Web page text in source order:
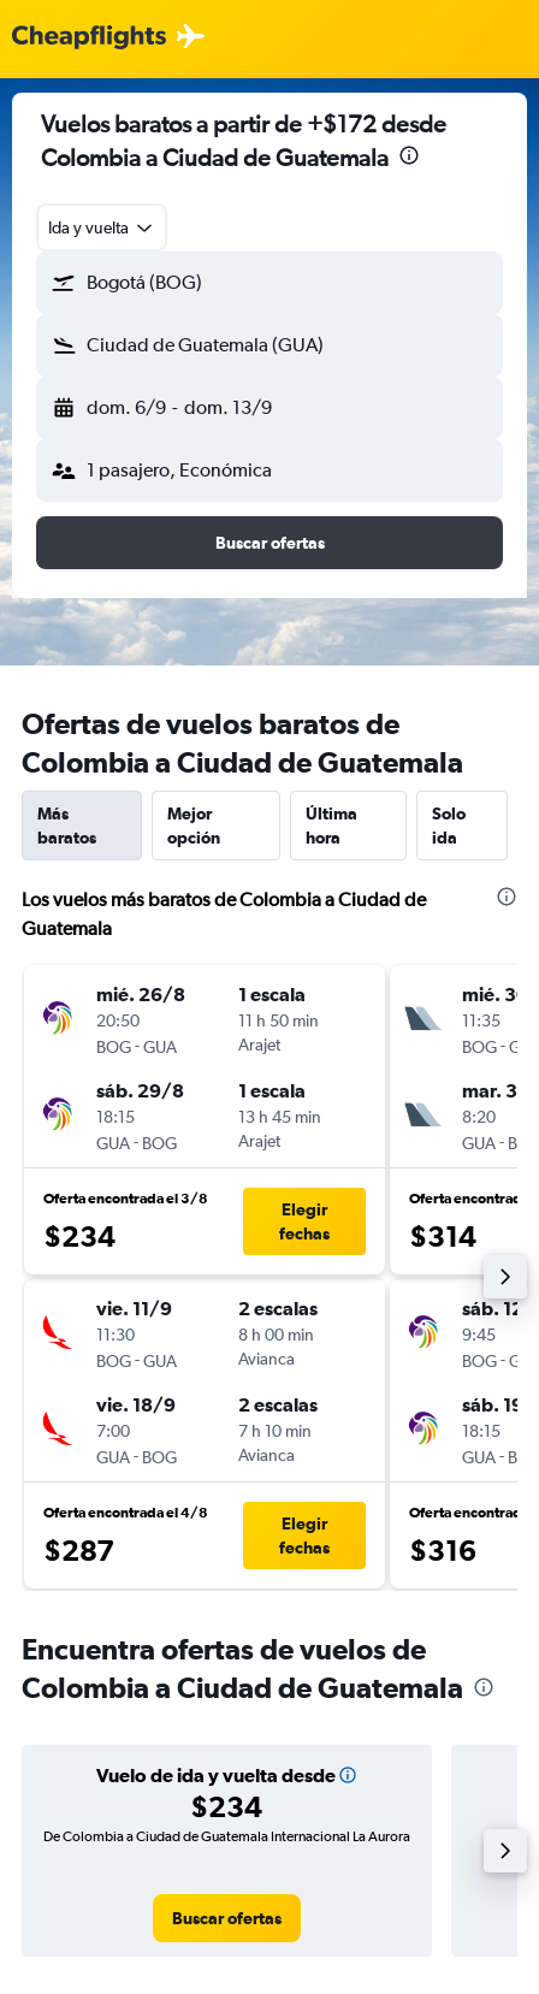
Vuelos baratos a partir de +$172 desde
Colombia a Ciudad de Guatemala
Ida y vuelta
Bogotá (BOG)
Ciudad de Guatemala (GUA)
dom. 6/9 - dom. 13/9
1 pasajero, Económica
Buscar ofertas
Ofertas de vuelos baratos de
Colombia a Ciudad de Guatemala
Más
baratos
Mejor
opción
Última
hora
Solo
ida
Los vuelos más baratos de Colombia a Ciudad de
Guatemala
mié. 26/8
20:50
BOG-GUA
1 escala
11 h 50 min
Arajet
sáb. 29/8
18:15
GUA- BOG
1 escala
13 h 45 min
Arajet
Oferta encontrada el 3/8
$234
Elegir
fechas
vie. 11/9
11:30
BOG-GUA
2 escalas
8 h 00 min
Avianca
vie. 18/9
7:00
GUA- BOG
2 escalas
7 h 10 min
Avianca
Oferta encontrada el 4/8
$287
Elegir
fechas
mié.
11:35
BOG-
mar. 3/
8:20
GUA-
Oferta encontrada
$314
sáb. 12/
9:45
BOG-
sáb. 19/
18:15
GUA-
Oferta encontrada
$316
Encuentra ofertas de vuelos de
Colombia a Ciudad de Guatemala
Vuelo de ida y vuelta desde
$234
De Colombia a Ciudad de Guatemala Internacional La Aurora
Buscar ofertas